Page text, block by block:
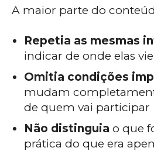
A maior parte do
Repetia as mesmas
indicar de onde elas
Omitia condições
mudam
de quem vai participar
Não distinguia o que
prática do que era